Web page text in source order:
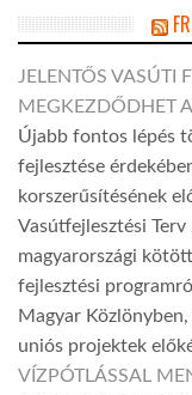
JELENTŐS VASÚTI
MEGKEZDŐDHET
Újabb fontos lépés
fejlesztése
korszerűsítésének
Vasútfejlesztési
magyarországi
fejlesztési
Magyar
uniós projektek
VÍZPÓTLÁSSAL